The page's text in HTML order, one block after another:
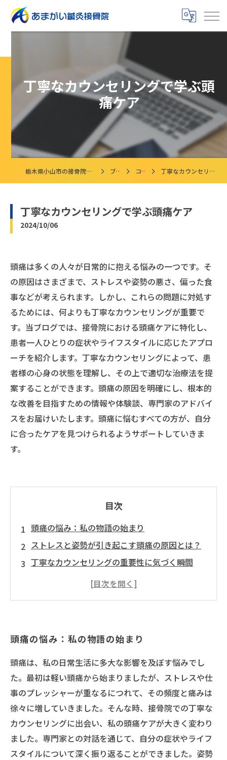
丁寧なカウンセリングで学ぶ頭
痛ケア
栃木県小山市の接骨院ならあまがい鍼灸接骨院 ブログ コラム 丁寧なカウンセリングで学ぶ頭痛ケア
丁寧なカウンセリングで学ぶ頭痛ケア
2024/10/06
頭痛は多くの人々が日常的に抱える悩みの一つです。そ
の原因はさまざまで、ストレスや姿勢の悪さ、偏った食
事などが考えられます。しかし、これらの問題に対処す
るためには、何よりも丁寧なカウンセリングが重要で
す。当ブログでは、接骨院における頭痛ケアに特化し、
患者一人ひとりの症状やライフスタイルに応じたアプロ
ーチを紹介します。丁寧なカウンセリングによって、患
者様の心身の状態を理解し、その上で適切な治療法を提
案することができます。頭痛の原因を明確にし、根本的
な改善を目指すための情報や体験談、専門家のアドバイ
スをお届けいたします。頭痛に悩むすべての方が、自分
に合ったケアを見つけられるようサポートしていきま
す。
目次
頭痛の悩み：私の物語の始まり
ストレスと姿勢が引き起こす頭痛の原因とは？
丁寧なカウンセリングの重要性に気づく瞬間
私のライフスタイルを見直して、頭痛改善に挑
頭痛改善の道のり：成功体験とその効果
あなたもできる！丁寧なカウンセリングで頭痛
ケアを始めよう
頭痛の悩み：私の物語の始まり
頭痛は、私の日常生活に多大な影響を及ぼす悩みでし
た。最初は軽い頭痛から始まりましたが、ストレスや仕
事のプレッシャーが重なるにつれて、その頻度と痛みは
徐々に増していきました。そんな時、接骨院での丁寧な
カウンセリングに出会い、私の頭痛ケアが大きく変わり
ました。専門家との対話を通じて、自分の症状やライフ
スタイルについて深く振り返ることができました。姿勢